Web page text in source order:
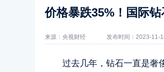
价格暴跌35%！国际
来源：央视财经 发布时间：2023-11-
过去几年，钻石一直是奢